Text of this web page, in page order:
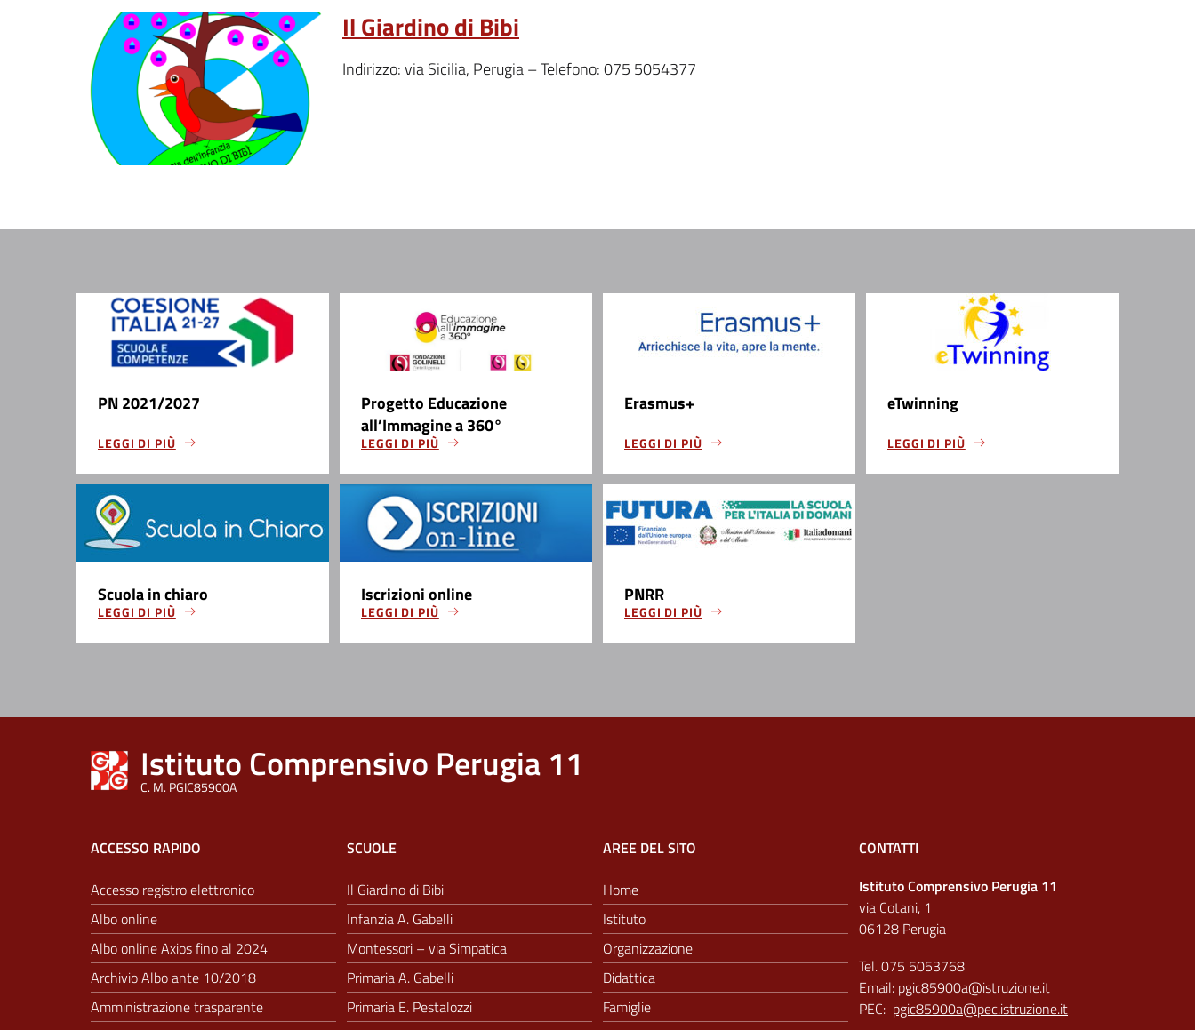
Il Giardino di Bibi
Indirizzo: via Sicilia, Perugia – Telefono: 075 5054377
PN 2021/2027
LEGGI DI PIÙ
Progetto Educazione
all’Immagine a 360°
LEGGI DI PIÙ
Erasmus+
LEGGI DI PIÙ
eTwinning
LEGGI DI PIÙ
Scuola in chiaro
LEGGI DI PIÙ
Iscrizioni online
LEGGI DI PIÙ
PNRR
LEGGI DI PIÙ
Istituto Comprensivo Perugia 11
C. M. PGIC85900A
ACCESSO RAPIDO
Accesso registro elettronico
Albo online
Albo online Axios fino al 2024
Archivio Albo ante 10/2018
Amministrazione trasparente
SCUOLE
Il Giardino di Bibi
Infanzia A. Gabelli
Montessori – via Simpatica
Primaria A. Gabelli
Primaria E. Pestalozzi
AREE DEL SITO
Home
Istituto
Organizzazione
Didattica
Famiglie
CONTATTI
Istituto Comprensivo Perugia 11
via Cotani, 1
06128 Perugia
Tel. 075 5053768
Email: pgic85900a@istruzione.it
PEC: pgic85900a@pec.istruzione.it